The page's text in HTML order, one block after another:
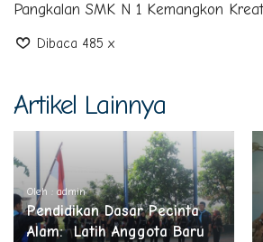
Pangkalan SMK N 1 Kemangkon
Dibaca 485 x
Artikel Lainnya
Oleh : admin
Pendidikan Dasar Pecinta
Alam: Latih Anggota Baru